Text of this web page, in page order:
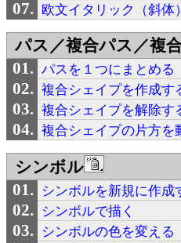
欧文イタリック（斜体
パス／複合パス／複
パスを１つにまとめる
複合シェイプを作成す
複合シェイプを解除す
複合シェイプの片方を
シンボル
シンボルを新規に作成
シンボルで描く
シンボルの色を変える